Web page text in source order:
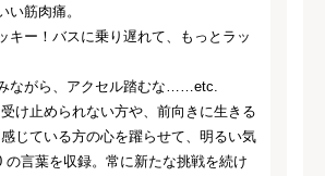
い筋肉痛。
キー！バスに乗り遅れて、もっとラッ
ながら、アクセル踏むな……etc.
け止められない方や、前向きに生きる
じている方の心を躍らせて、明るい気
の言葉を収録。常に新たな挑戦を続け